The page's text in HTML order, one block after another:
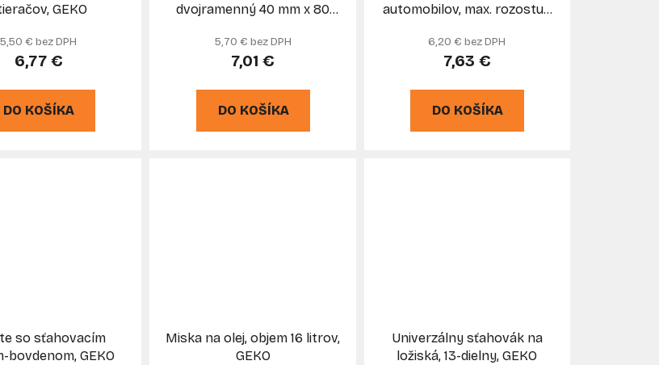
GEKO
5,50 € bez DPH
6,77 €
DO KOŠÍKA
dvojramenný 40 mm x 80
5,70 € bez DPH
7,01 €
DO KOŠÍKA
automobilov, max. rozostup
6,20 € bez DPH
7,63 €
DO KOŠÍKA
so sťahovacím
bovdenom, GEKO
Miska na olej, objem 16 litrov,
GEKO
Univerzálny sťahovák na
ložiská, 13-dielny, GEKO